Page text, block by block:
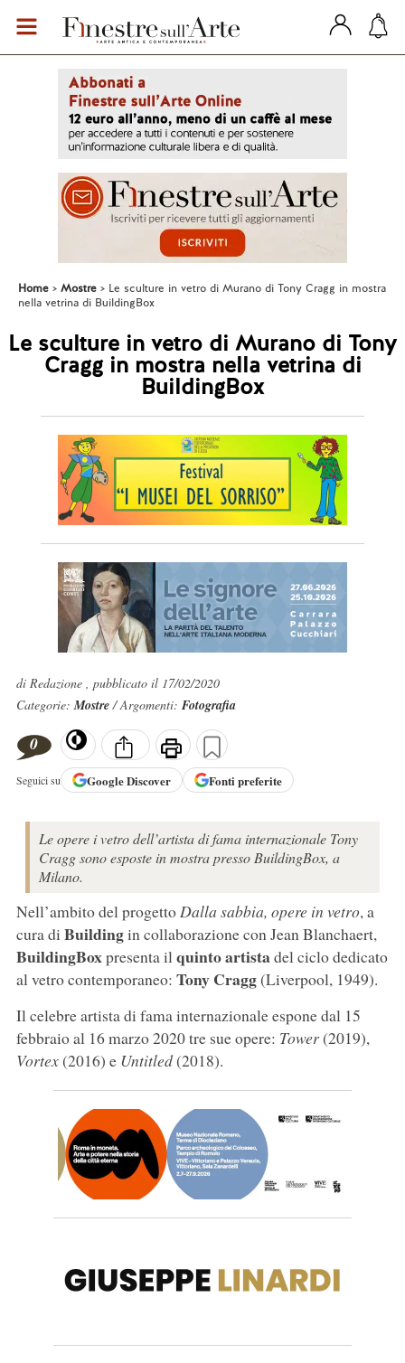
Home Mostre
Le sculture in vetro di Murano di Tony Cragg in mostra
nella vetrina di BuildingBox
Le sculture in vetro di Murano di Tony
Cragg in mostra nella vetrina di
BuildingBox
di Redazione , pubblicato il 17/02/2020
Categorie:Mostre/ Argomenti: Fotografia
0
Seguici su GoogleDiscover Fonti preferite
Le opere i vetro dell’artista di fama internazionale Tony
Cragg sono esposte in mostra presso BuildingBox, a
Milano.
Nell’ambito del progettoDalla sabbia, opere in vetro, a
cura di Buildingin collaborazione con Jean Blanchaert,
BuildingBoxpresenta ilquinto artistadel ciclo dedicato
al vetro contemporaneo: Tony Cragg(Liverpool, 1949).
Il celebre artista di fama internazionale espone dal 15
febbraio al 16 marzo 2020 tre sue opere: Tower(2019),
Vortex(2016) e Untitled(2018).